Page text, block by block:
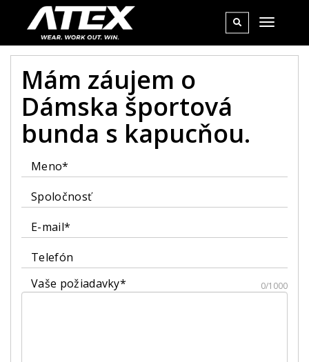
Mám záujem o
Dámska športová
bunda s kapucňou.
Meno*
Spoločnosť
E-mail*
Telefón
Vaše požiadavky*
0/1000